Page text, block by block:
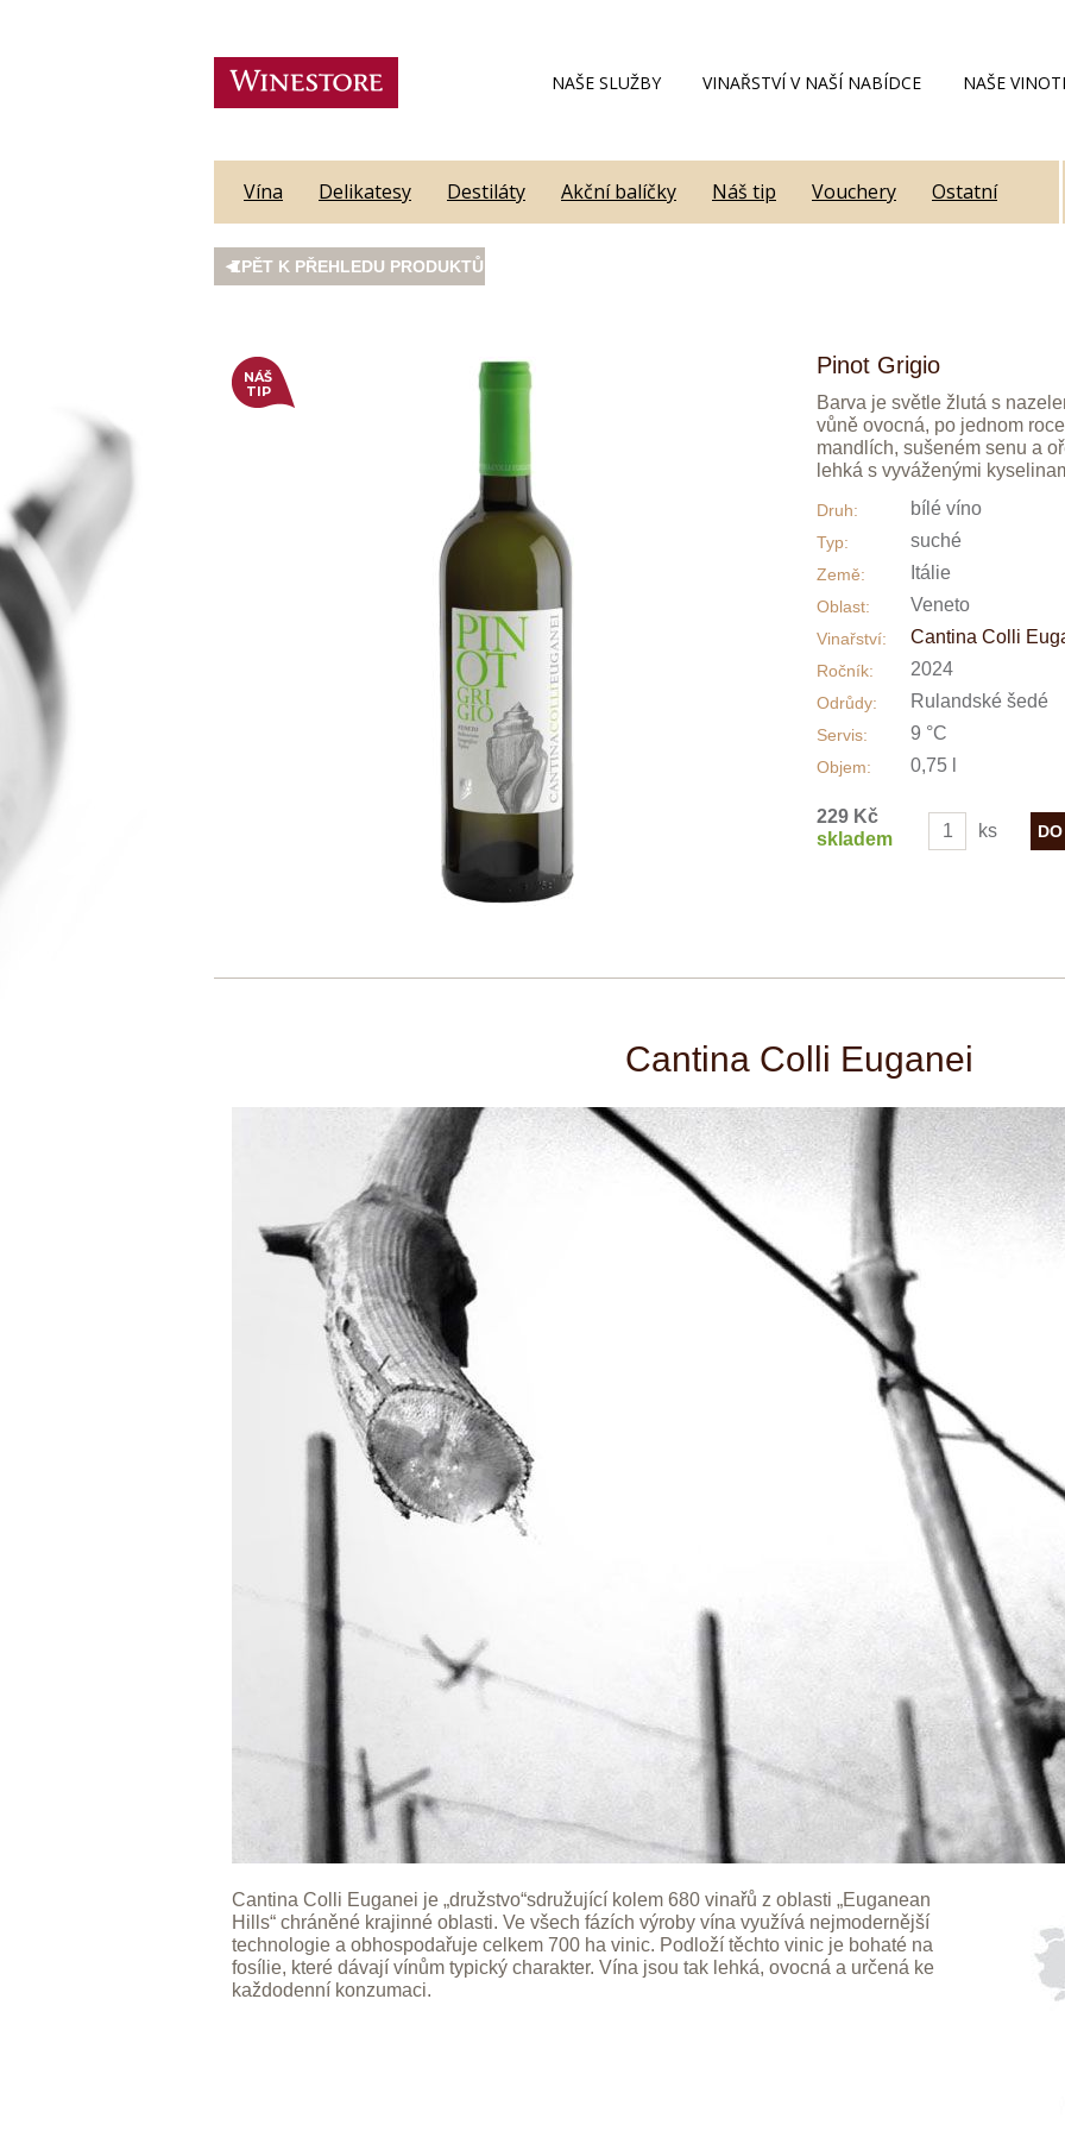
NAŠE SLUŽBY VINAŘSTVÍ V NAŠÍ NABÍDCE NAŠE
Vína Delikatesy Destiláty Akční balíčky Náš tip Vouchery Ostatní
ZPĚT K PŘEHLEDU PRODUKTŮ
NÁŠ
TIP
Pinot Grigio
Barva je světle žlutá s
vůně ovocná, po jednom
mandlích, sušeném senu a
lehká s vyváženými
Druh: bílé víno
Typ: suché
Země: Itálie
Oblast: Veneto
Vinařství: Cantina Colli
Ročník: 2024
Odrůdy: Rulandské šedé
Servis: 9 °C
Objem: 0,75 l
229 Kč
skladem
ks
Cantina Colli Euganei
Cantina Colli Euganei je „družstvo“sdružující kolem 680 vinařů z oblasti „Euganean
Hills“ chráněné krajinné oblasti. Ve všech fázích výroby vína využívá nejmodernější
technologie a obhospodařuje celkem 700 ha vinic. Podloží těchto vinic je bohaté na
fosílie, které dávají vínům typický charakter. Vína jsou tak lehká, ovocná a určená ke
každodenní konzumaci.